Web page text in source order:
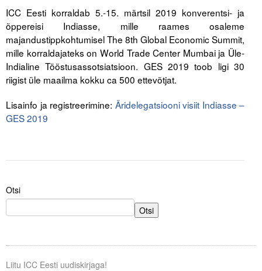
Juhendid ja väljaanded
Videod
Kontakt
Liitu meililistiga
Oskusteave
Abimaterjalid
Projektid
ICC Eesti korraldab 5.-15. märtsil 2019 konverentsi- ja
õppereisi Indiasse, mille raames osaleme
majandustippkohtumisel The 8th Global Economic Summit,
mille korraldajateks on World Trade Center Mumbai ja Üle-
Indialine Tööstusassotsiatsioon. GES 2019 toob ligi 30
riigist üle maailma kokku ca 500 ettevõtjat.
Lisainfo ja registreerimine: Äridelegatsiooni visiit Indiasse –
GES 2019
Otsi
Otsi
Liitu ICC Eesti uudiskirjaga!